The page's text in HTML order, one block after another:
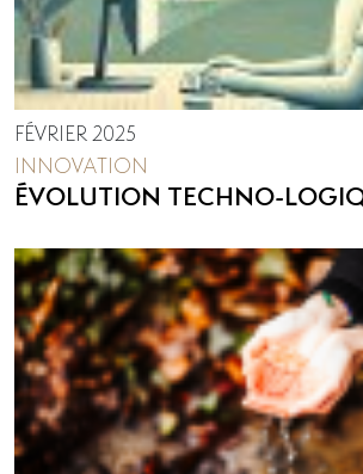
FÉVRIER 2025
INNOVATION
ÉVOLUTION TECHNO-